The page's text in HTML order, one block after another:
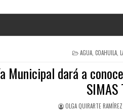
POSTED
IN
AGUA, COAHUILA,
Municipal dará a
SIMAS
OLGA QUIRARTE RAMÍREZ